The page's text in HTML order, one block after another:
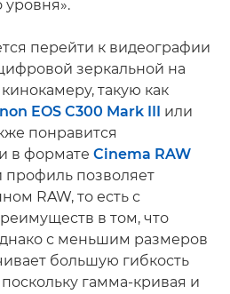
уровня».
перейти к видеографии
зеркальной на
такую как
EOS C300 Mark III
или
понравится
в формате Cinema RAW
профиль позволяет
RAW, то есть с
в том, что
с меньшим размеров
большую гибкость
гамма-кривая и